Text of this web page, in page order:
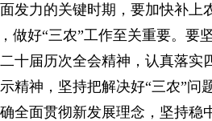
发力的关键时期，要加快补
做好“三农”工作至关重要。
十届历次全会精神，认真落
精神，坚持把解决好“三农”
全面贯彻新发展理念，坚持